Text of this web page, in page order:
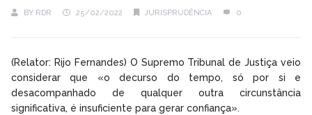
BY RDR 25/02/2022 JURISPRUDÊNCIA 0
(Relator: Rijo Fernandes) O Supremo Tribunal de Justiça veio
considerar que «o decurso do tempo, só por si e
desacompanhado de qualquer outra circunstância
significativa, é insuficiente para gerar confiança».